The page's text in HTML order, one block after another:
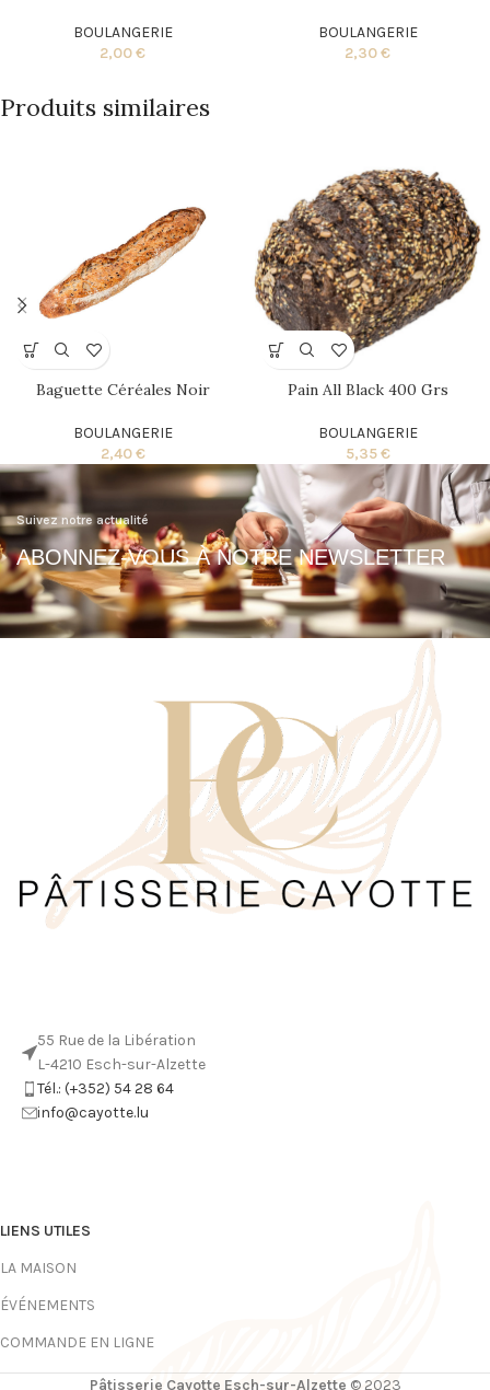
BOULANGERIE
2,00€
BOULANGERIE
2,30€
Produits similaires
Baguette Céréales Noir
BOULANGERIE
2,40€
Pain All Black 400 Grs
BOULANGERIE
5,35€
Suivez notre actualité
ABONNEZ-VOUS À NOTRE NEWSLETTER
55 Rue de la Libération
L-4210 Esch-sur-Alzette
Tél.: (+352) 54 28 64
info@cayotte.lu
LIENS UTILES
LA MAISON
ÉVÉNEMENTS
COMMANDE EN LIGNE
Pâtisserie Cayotte Esch-sur-Alzette © 2023